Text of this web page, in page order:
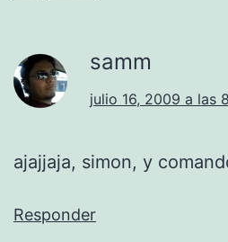
samm
julio 16, 2009 a las
ajajjaja, simon, y
Responder